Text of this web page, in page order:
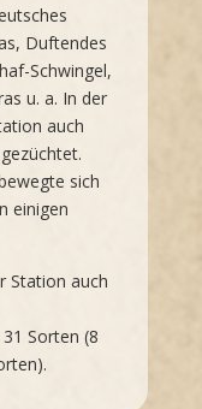
Duftendes
Schwingel,
u. a. In der
auch
sich
einigen
Station auch
Sorten (8